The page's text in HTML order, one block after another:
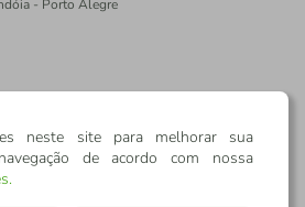
- Porto Alegre
neste site para melhorar sua
de acordo com nossa
.